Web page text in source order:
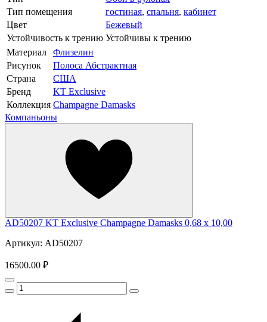
Тип помещения
гостиная, спальня, кабинет
Цвет
Бежевый
Устойчивость к трению Устойчивы к трению
Материал
Флизелин
Рисунок
Полоса Абстрактная
Страна
США
Бренд
KT Exclusive
Коллекция Champagne Damasks
Компаньоны
AD50207 KT Exclusive Champagne Damasks 0,68 x 10,00
Артикул: AD50207
16500.00 ₽